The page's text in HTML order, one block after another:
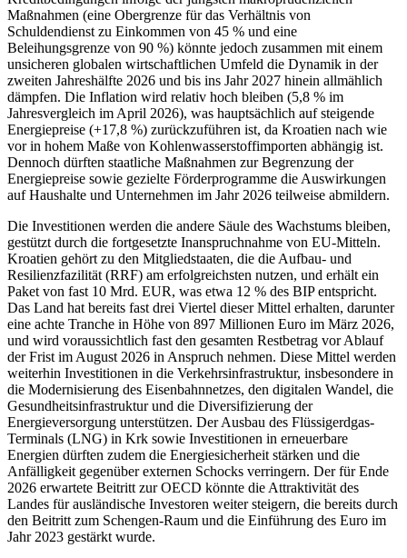
Maßnahmen (eine Obergrenze für das Verhältnis von
Schuldendienst zu Einkommen von 45 % und eine
Beleihungsgrenze von 90 %) könnte jedoch zusammen mit einem
unsicheren globalen wirtschaftlichen Umfeld die Dynamik in der
zweiten Jahreshälfte 2026 und bis ins Jahr 2027 hinein allmählich
dämpfen. Die Inflation wird relativ hoch bleiben (5,8 % im
Jahresvergleich im April 2026), was hauptsächlich auf steigende
Energiepreise (+17,8 %) zurückzuführen ist, da Kroatien nach wie
vor in hohem Maße von Kohlenwasserstoffimporten abhängig ist.
Dennoch dürften staatliche Maßnahmen zur Begrenzung der
Energiepreise sowie gezielte Förderprogramme die Auswirkungen
auf Haushalte und Unternehmen im Jahr 2026 teilweise abmildern.
Die Investitionen werden die andere Säule des Wachstums bleiben,
gestützt durch die fortgesetzte Inanspruchnahme von EU-Mitteln.
Kroatien gehört zu den Mitgliedstaaten, die die Aufbau- und
Resilienzfazilität (RRF) am erfolgreichsten nutzen, und erhält ein
Paket von fast 10 Mrd. EUR, was etwa 12 % des BIP entspricht.
Das Land hat bereits fast drei Viertel dieser Mittel erhalten, darunter
eine achte Tranche in Höhe von 897 Millionen Euro im März 2026,
und wird voraussichtlich fast den gesamten Restbetrag vor Ablauf
der Frist im August 2026 in Anspruch nehmen. Diese Mittel werden
weiterhin Investitionen in die Verkehrsinfrastruktur, insbesondere in
die Modernisierung des Eisenbahnnetzes, den digitalen Wandel, die
Gesundheitsinfrastruktur und die Diversifizierung der
Energieversorgung unterstützen. Der Ausbau des Flüssigerdgas-
Terminals (LNG) in Krk sowie Investitionen in erneuerbare
Energien dürften zudem die Energiesicherheit stärken und die
Anfälligkeit gegenüber externen Schocks verringern. Der für Ende
2026 erwartete Beitritt zur OECD könnte die Attraktivität des
Landes für ausländische Investoren weiter steigern, die bereits durch
den Beitritt zum Schengen-Raum und die Einführung des Euro im
Jahr 2023 gestärkt wurde.